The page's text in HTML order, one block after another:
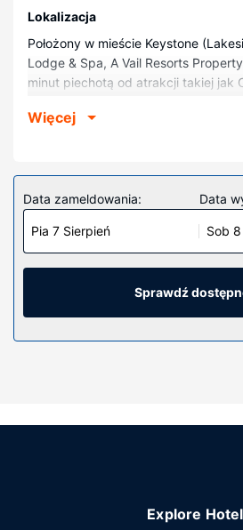
Lokalizacja
Położony w mieście Keystone
Lodge & Spa, A Vail Resorts
minut piechotą od atrakcji takiej jak
Ośrodek narciarski Keystone. Hotel
Zbiornik Dillon.
Pokoje
Poczuj się jak w domu w 152
wyposażenie to telewizor
bezprzewodowy dostęp do
światem, a telewizja kablowa —
Zrelaksuj się w spa, które oferuje
przechowalnia nart. Do dyspozycji
Więcej
Data zameldowania:
Pia 7 Sierpień
Data
Sob
Sprawdź
Explore